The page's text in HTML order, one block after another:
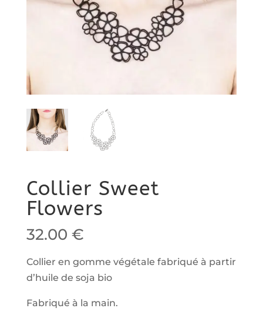
Collier Sweet
Flowers
32.00 €
Collier en gomme végétale fabriqué à partir
d’huile de soja bio
Fabriqué à la main.